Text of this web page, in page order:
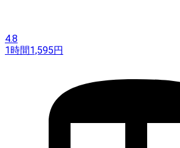
4.8
1時間1,595円